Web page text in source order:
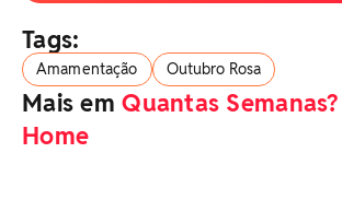
Tags:
Amamentação Outubro Rosa
Mais emQuantas
Home